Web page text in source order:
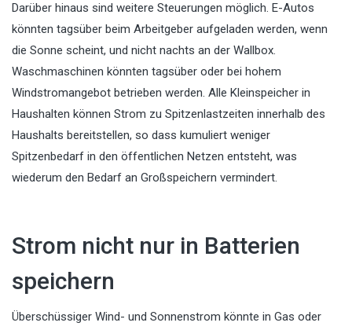
Darüber hinaus sind weitere Steuerungen möglich. E-Autos
könnten tagsüber beim Arbeitgeber aufgeladen werden, wenn
die Sonne scheint, und nicht nachts an der Wallbox.
Waschmaschinen könnten tagsüber oder bei hohem
Windstromangebot betrieben werden. Alle Kleinspeicher in
Haushalten können Strom zu Spitzenlastzeiten innerhalb des
Haushalts bereitstellen, so dass kumuliert weniger
Spitzenbedarf in den öffentlichen Netzen entsteht, was
wiederum den Bedarf an Großspeichern vermindert.
Strom nicht nur in Batterien
speichern
Überschüssiger Wind- und Sonnenstrom könnte in Gas oder